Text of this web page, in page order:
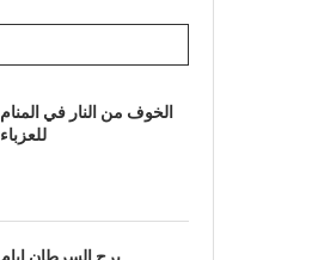
الخوف من النار في المنام
للعزباء